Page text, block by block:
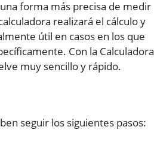
forma más precisa de medir
realizará el cálculo y
útil en casos en los que
Con la Calculadora
muy sencillo y rápido.
seguir los siguientes pasos: